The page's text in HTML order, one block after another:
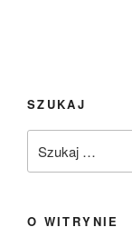
SZUKAJ
O WITRYNIE